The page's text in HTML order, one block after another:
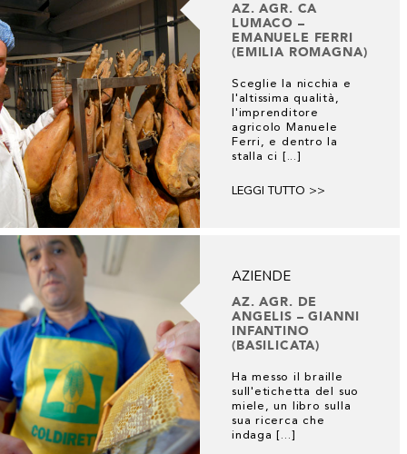
AZ. AGR. CA
LUMACO –
EMANUELE FERRI
(EMILIA ROMAGNA)
Sceglie la nicchia e
l'altissima qualità,
l'imprenditore
agricolo Manuele
Ferri, e dentro la
stalla ci [...]
LEGGI TUTTO >>
AZIENDE
AZ. AGR. DE
ANGELIS – GIANNI
INFANTINO
(BASILICATA)
Ha messo il braille
sull'etichetta del suo
miele, un libro sulla
sua ricerca che
indaga [...]